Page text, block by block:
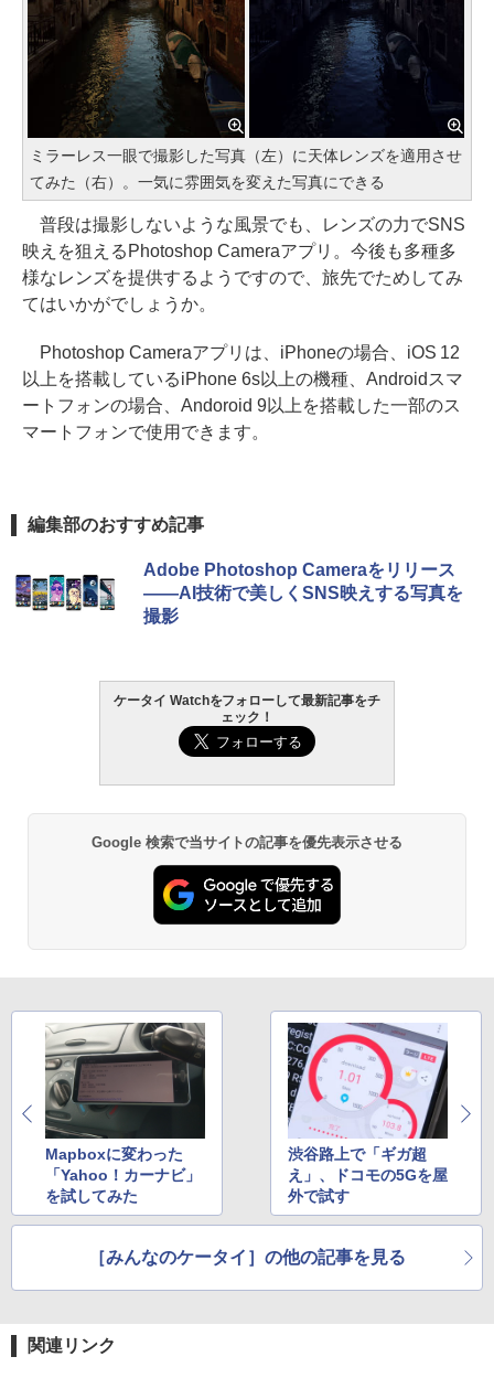
ミラーレス一眼で撮影した写真（左）に天体レンズを適用させ
てみた（右）。一気に雰囲気を変えた写真にできる
普段は撮影しないような風景でも、レンズの力でSNS
映えを狙えるPhotoshop Cameraアプリ。今後も多種多
様なレンズを提供するようですので、旅先でためしてみ
てはいかがでしょうか。
Photoshop Cameraアプリは、iPhoneの場合、iOS 12
以上を搭載しているiPhone 6s以上の機種、Androidスマ
ートフォンの場合、Andoroid 9以上を搭載した一部のス
マートフォンで使用できます。
編集部のおすすめ記事
Adobe Photoshop Cameraをリリース
――AI技術で美しくSNS映えする写真を
撮影
ケータイ Watchをフォローして最新記事をチ
ェック！
Google 検索で当サイトの記事を優先表示させる
Mapboxに変わった
「Yahoo！カーナビ」
を試してみた
渋谷路上で「ギガ超
え」、ドコモの5Gを屋
外で試す
［みんなのケータイ］の他の記事を見る
関連リンク